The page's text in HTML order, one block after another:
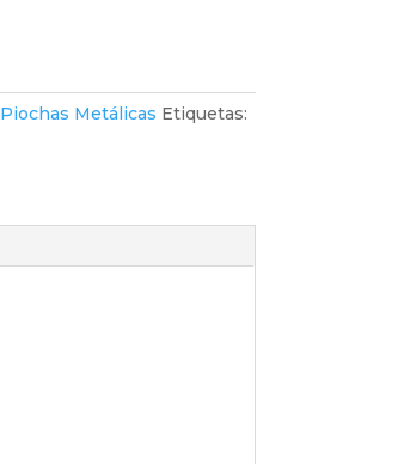
Piochas Metálicas Etiquetas: